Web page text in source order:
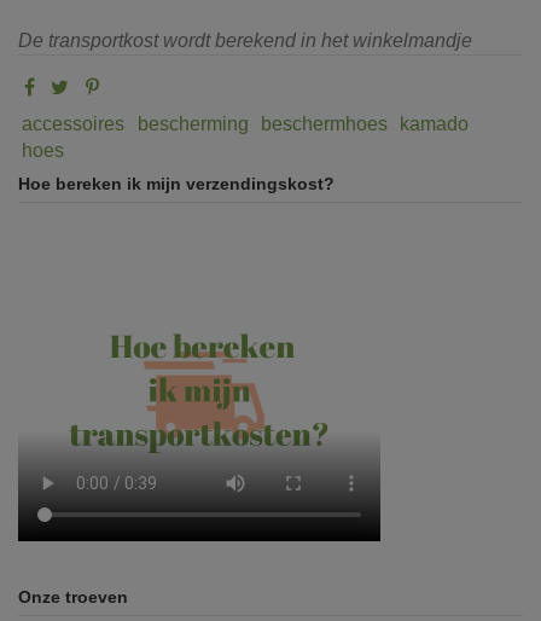
De transportkost wordt berekend in het winkelmandje
accessoires bescherming beschermhoes
kamado
hoes
Hoe bereken ik mijn verzendingskost?
Onze troeven